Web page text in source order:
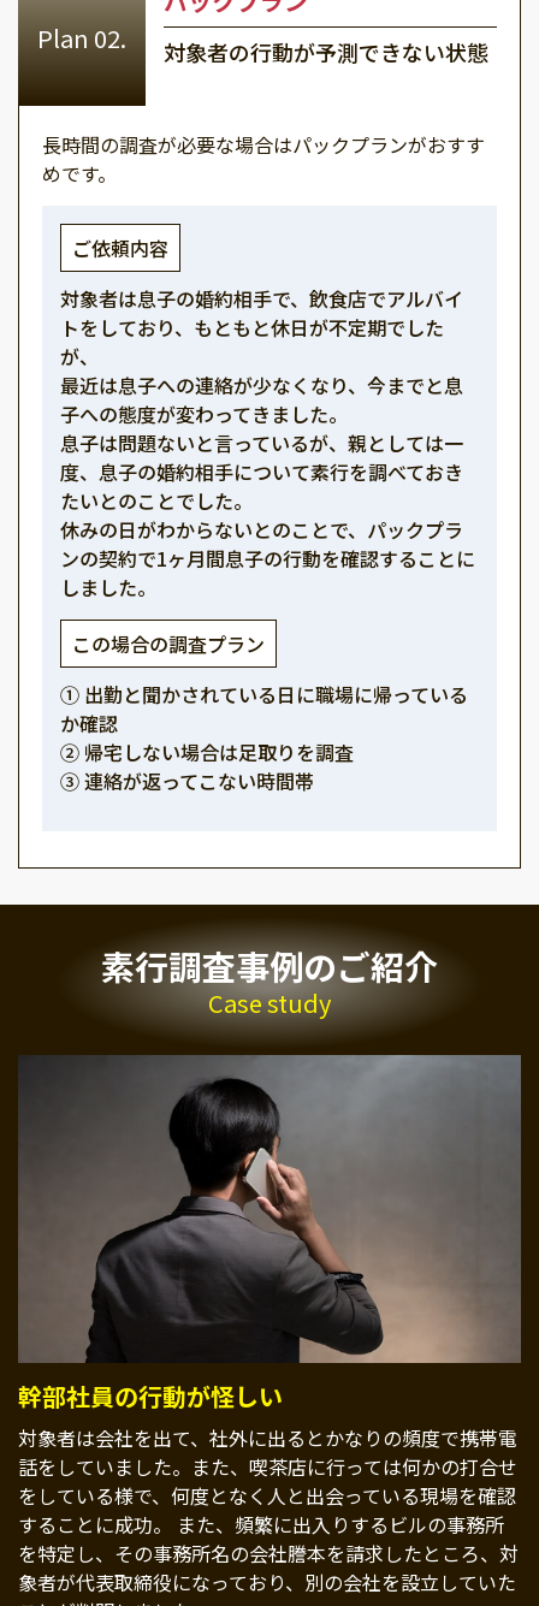
対象者の行動が予測できない状態
長時間の調査が必要な場合はパックプランがおすす
めです。
ご依頼内容
対象者は息子の婚約相手で、飲食店でアルバイ
トをしており、もともと休日が不定期でした
が、
最近は息子への連絡が少なくなり、今までと息
子への態度が変わってきました。
息子は問題ないと言っているが、親としては一
度、息子の婚約相手について素行を調べておき
たいとのことでした。
休みの日がわからないとのことで、パックプラ
ンの契約で1ヶ月間息子の行動を確認することに
しました。
この場合の調査プラン
① 出勤と聞かされている日に職場に帰っている
か確認
② 帰宅しない場合は足取りを調査
③ 連絡が返ってこない時間帯
素行調査事例のご紹介
Case study
幹部社員の行動が怪しい
対象者は会社を出て、社外に出るとかなりの頻度で携帯電
話をしていました。また、喫茶店に行っては何かの打合せ
をしている様で、何度となく人と出会っている現場を確認
することに成功。 また、頻繁に出入りするビルの事務所
を特定し、その事務所名の会社謄本を請求したところ、対
象者が代表取締役になっており、別の会社を設立していた